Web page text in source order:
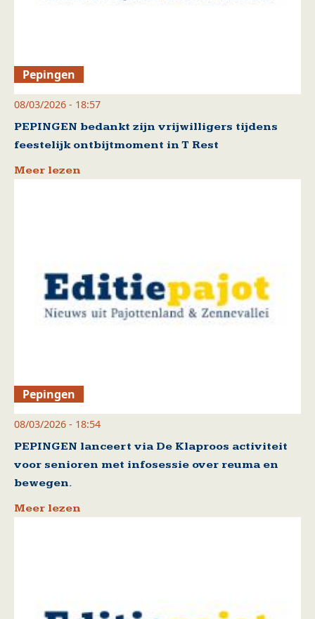
Pepingen
08/03/2026 - 18:57
PEPINGEN bedankt zijn vrijwilligers tijdens
feestelijk ontbijtmoment in T Rest
Meer lezen
Pepingen
08/03/2026 - 18:54
PEPINGEN lanceert via De Klaproos activiteit
voor senioren met infosessie over reuma en
bewegen.
Meer lezen